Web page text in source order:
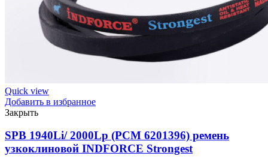
Quick view
Добавить в избранное
Закрыть
SPB 1940Li/ 2000Lp (PCM 6201396) ремень
узкоклиновой INDFORCE Strongest